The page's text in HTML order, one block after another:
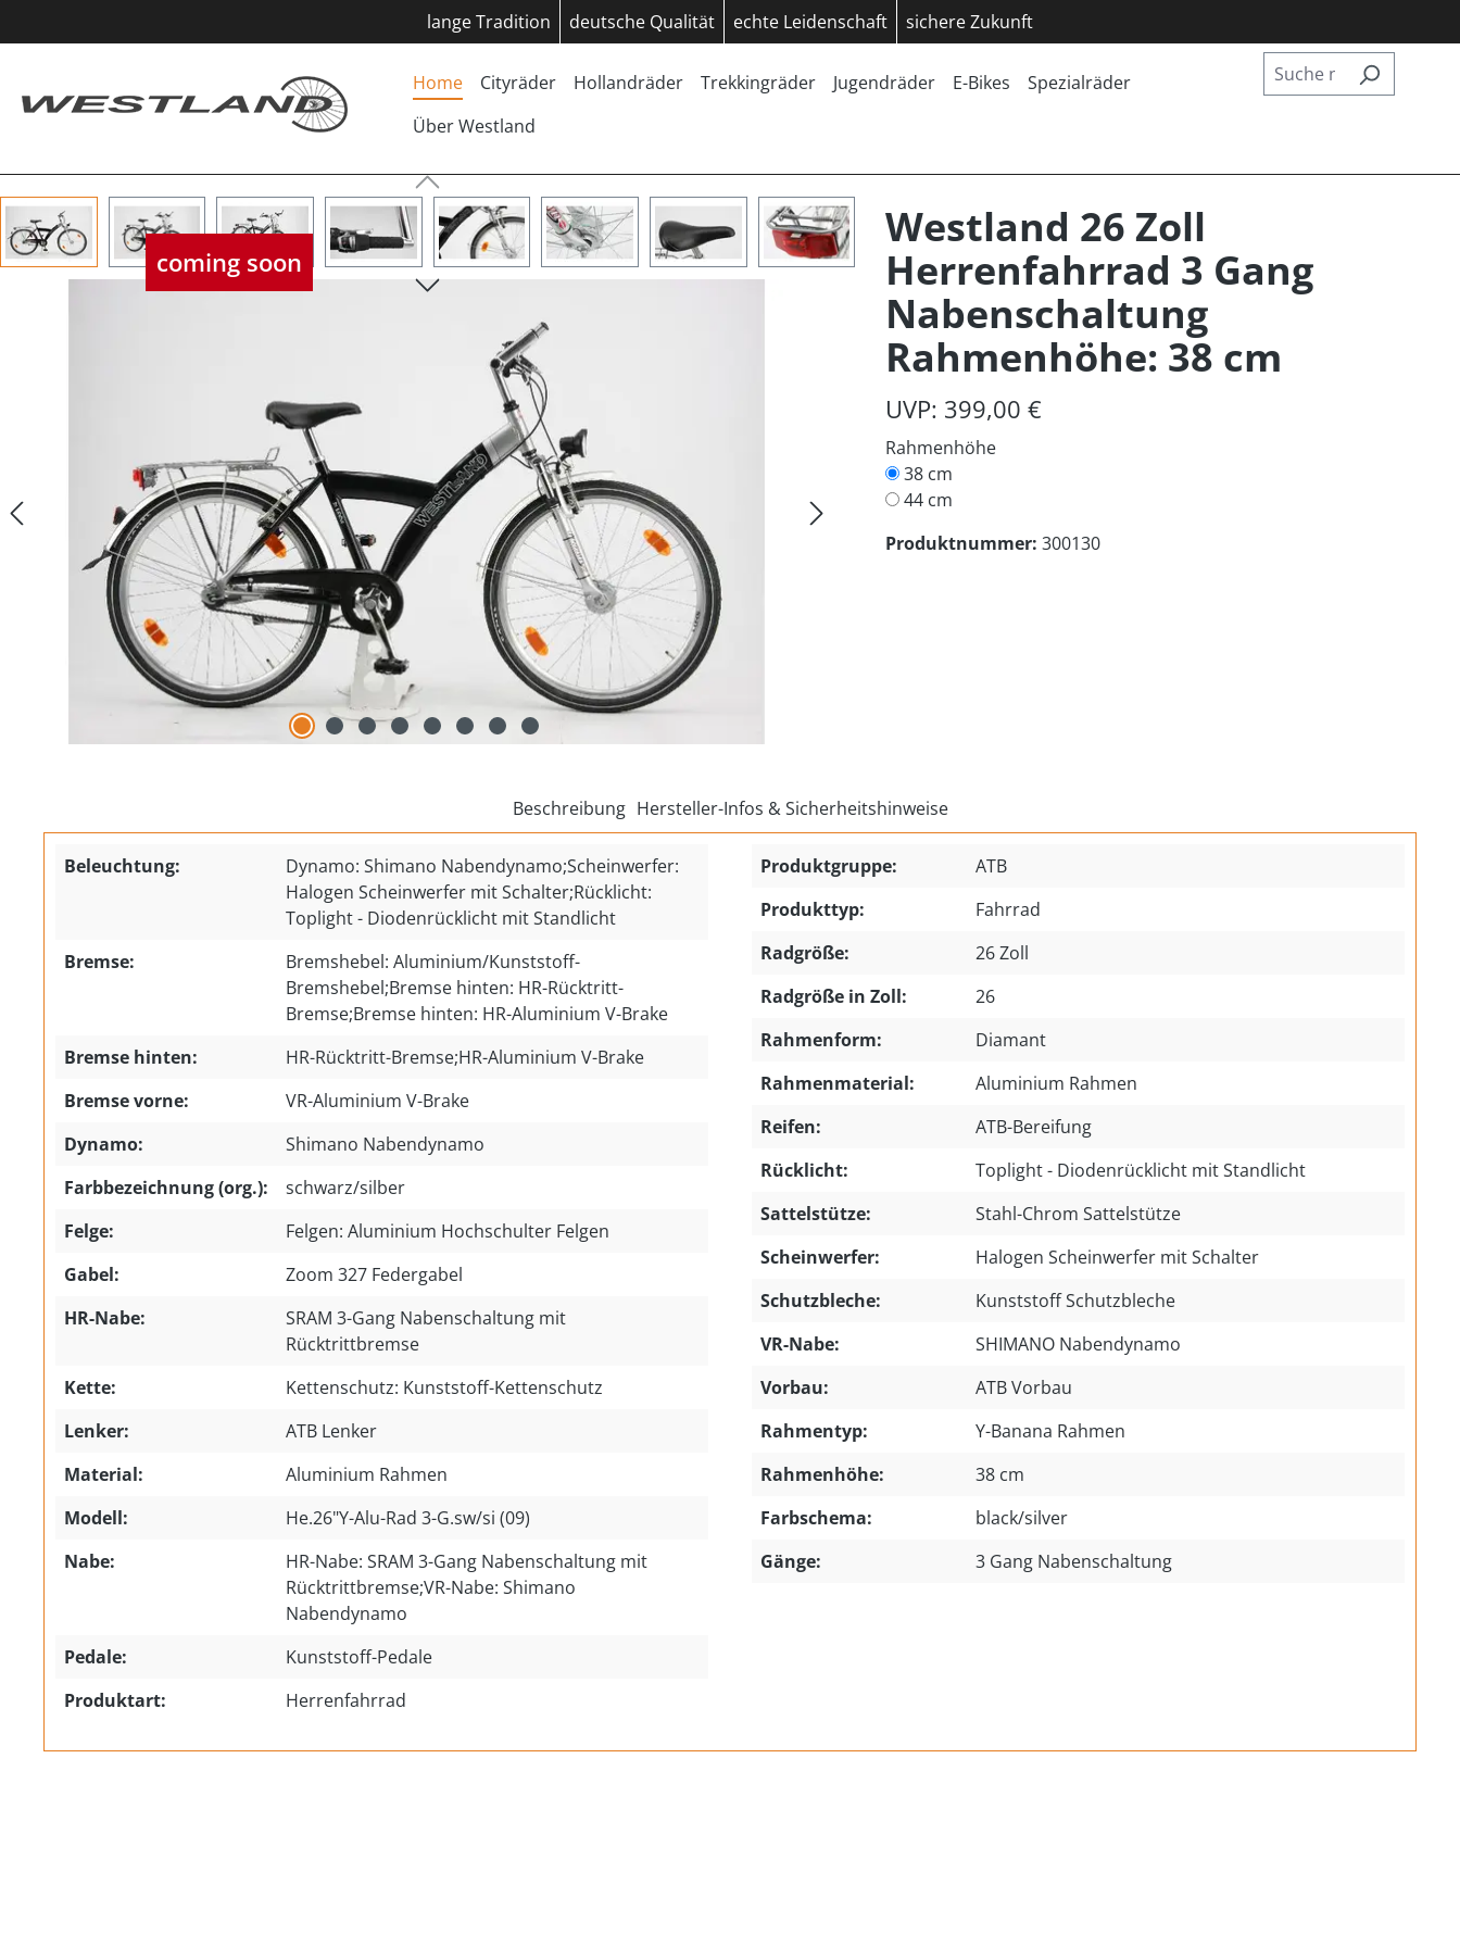
lange Tradition deutsche Qualität echte Leidenschaft sichere Zukunft
Home Cityräder Hollandräder Trekkingräder Jugendräder E-Bikes
Spezialräder
Über Westland
Bildergalerie überspringen
coming soon
Westland 26 Zoll
Herrenfahrrad 3 Gang
Nabenschaltung
Rahmenhöhe: 38 cm
UVP: 399,00 €
Rahmenhöhe
38 cm
44 cm
Produktnummer:300130
Beschreibung Hersteller-Infos & Sicherheitshinweise
Beleuchtung:
Dynamo: Shimano Nabendynamo;Scheinwerfer:
Halogen Scheinwerfer mit Schalter;Rücklicht:
Toplight - Diodenrücklicht mit Standlicht
Bremse:
Bremshebel: Aluminium/Kunststoff-
Bremshebel;Bremse hinten: HR-Rücktritt-
Bremse;Bremse hinten: HR-Aluminium V-Brake
Bremse hinten:
HR-Rücktritt-Bremse;HR-Aluminium V-Brake
Bremse vorne:
VR-Aluminium V-Brake
Dynamo:
Shimano Nabendynamo
Farbbezeichnung (org.):
schwarz/silber
Felge:
Felgen: Aluminium Hochschulter Felgen
Gabel:
Zoom 327 Federgabel
HR-Nabe:
SRAM 3-Gang Nabenschaltung mit
Rücktrittbremse
Kette:
Kettenschutz: Kunststoff-Kettenschutz
Lenker:
ATB Lenker
Material:
Aluminium Rahmen
Modell:
He.26"Y-Alu-Rad 3-G.sw/si (09)
Nabe:
HR-Nabe: SRAM 3-Gang Nabenschaltung mit
Rücktrittbremse;VR-Nabe: Shimano
Nabendynamo
Pedale:
Kunststoff-Pedale
Produktart:
Herrenfahrrad
Produktgruppe:
ATB
Produkttyp:
Fahrrad
Radgröße:
26 Zoll
Radgröße in Zoll:
26
Rahmenform:
Diamant
Rahmenmaterial:
Aluminium Rahmen
Reifen:
ATB-Bereifung
Rücklicht:
Toplight - Diodenrücklicht mit Standlicht
Sattelstütze:
Stahl-Chrom Sattelstütze
Scheinwerfer:
Halogen Scheinwerfer mit Schalter
Schutzbleche:
Kunststoff Schutzbleche
VR-Nabe:
SHIMANO Nabendynamo
Vorbau:
ATB Vorbau
Rahmentyp:
Y-Banana Rahmen
Rahmenhöhe:
38 cm
Farbschema:
black/silver
Gänge:
3 Gang Nabenschaltung